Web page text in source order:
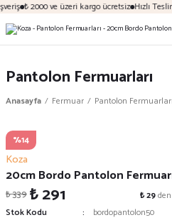
₺ 2000 ve üzeri kargo ücretsiz Hızlı
Pantolon Fermuarları
Anasayfa Fermuar Pantolon Fermuarları
%14
Koza
20cm Bordo Pantolon
₺ 339₺ 291 ₺ 29
Stok Kodu
bordopantolon50